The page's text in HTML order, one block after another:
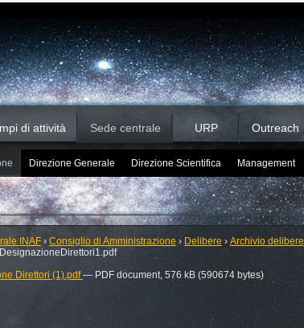
di attività Sede centrale URP Outreach
Direzione Generale Direzione Scientifica Management
INAF › Consiglio di Amministrazione › Delibere › Archivio delibere
Direttori (1).pdf— PDF document, 576 kB (590674 bytes)